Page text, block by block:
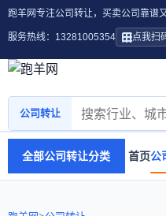
跑羊网专注公司转让，买卖公司靠谱
服务热线：13281005354 点我扫
公司转让
全部公司转让分类 首页公